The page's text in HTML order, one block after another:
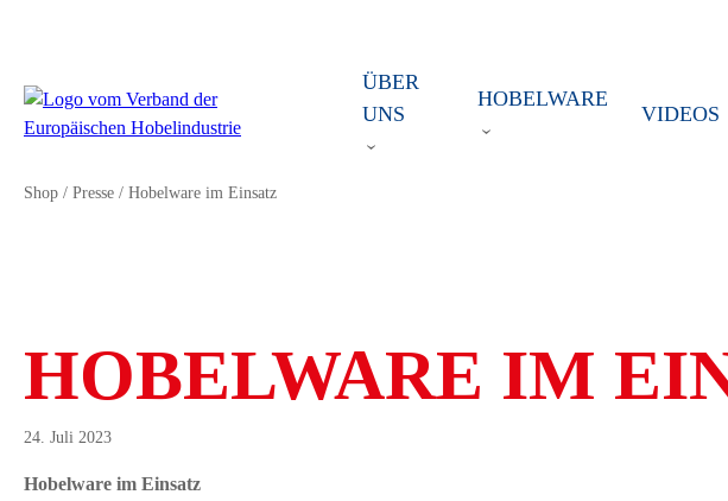
ÜBER
UNS
HOBELWARE
VIDEOS
Shop / Presse / Hobelware im Einsatz
HOBELWARE IM
24. Juli 2023
Hobelware im Einsatz